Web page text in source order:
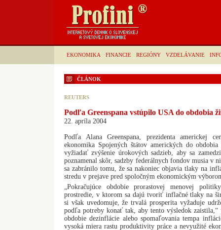
EKONOMIKA FINANCIE REGIÓNY VZDELÁVANIE
ČLÁNOK
REUTERS
Podľa Greenspana vstúpilo USA do obdobia
22. apríla 2004
Podľa Alana Greenspana, prezidenta americkej
ekonomika Spojených štátov amerických do
vyžiadať zvýšenie úrokových sadzieb, aby sa
poznamenal skôr, sadzby federálnych fondov musia v
sa zabránilo tomu, že sa nakoniec objavia tlaky na
stredu v prejave pred spoločným ekonomickým
„Pokračujúce obdobie prorastovej menovej
prostredie, v ktorom sa dajú tvoriť inflačné tlaky na
si však uvedomuje, že trvalá prosperita vyžaduje
podľa potreby konať tak, aby tento výsledok zaistila,“
obdobie dezinflácie alebo spomaľovania tempa
vysoká miera rastu produktivity práce a nevyužité